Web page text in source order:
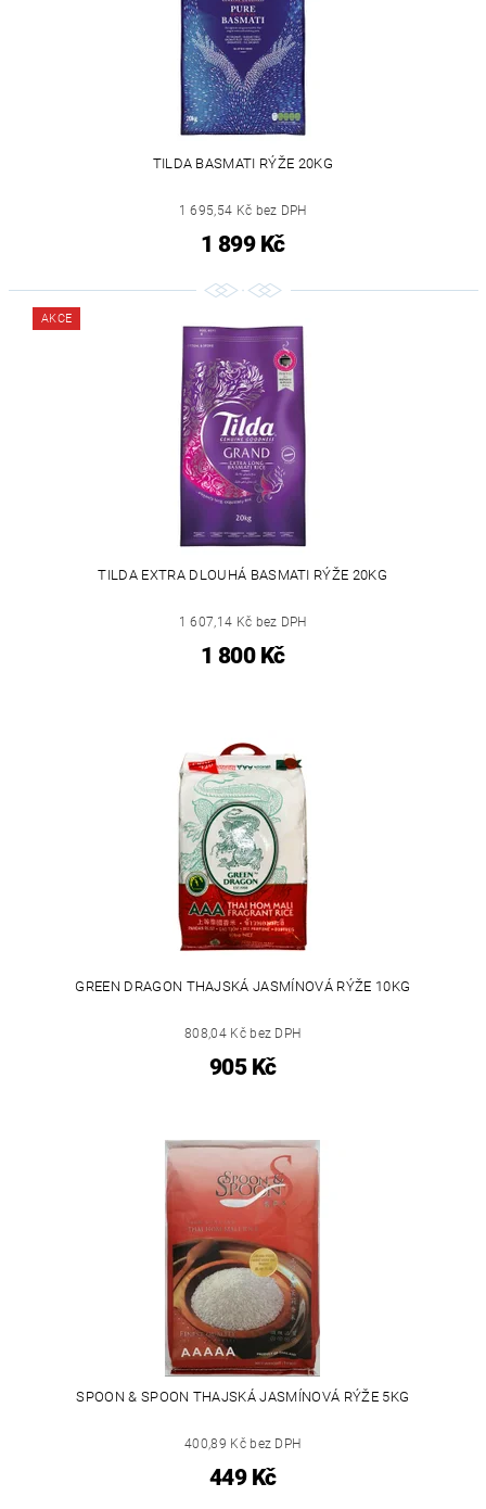
TILDA BASMATI RÝŽE 20KG
1 695,54 Kč bez DPH
1 899 Kč
AKCE
TILDA EXTRA DLOUHÁ BASMATI RÝŽE 20KG
1 607,14 Kč bez DPH
1 800 Kč
GREEN DRAGON THAJSKÁ JASMÍNOVÁ RÝŽE 10KG
808,04 Kč bez DPH
905 Kč
SPOON & SPOON THAJSKÁ JASMÍNOVÁ RÝŽE 5KG
400,89 Kč bez DPH
449 Kč